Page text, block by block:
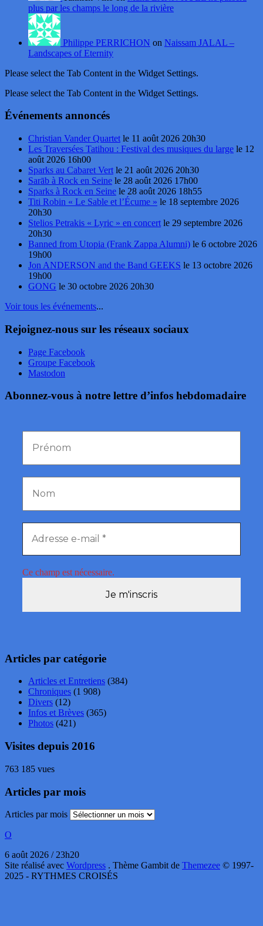
plus par les champs le long de la rivière
Philippe PERRICHON on Naissam JALAL –
Landscapes of Eternity
Please select the Tab Content in the Widget Settings.
Please select the Tab Content in the Widget Settings.
Événements annoncés
Christian Vander Quartet le 11 août 2026 20h30
Les Traversées Tatihou : Festival des musiques du large le 12
août 2026 16h00
Sparks au Cabaret Vert le 21 août 2026 20h30
Sarāb à Rock en Seine le 28 août 2026 17h00
Sparks à Rock en Seine le 28 août 2026 18h55
Titi Robin « Le Sable et l’Écume » le 18 septembre 2026
20h30
Stelios Petrakis « Lyric » en concert le 29 septembre 2026
20h30
Banned from Utopia (Frank Zappa Alumni) le 6 octobre 2026
19h00
Jon ANDERSON and the Band GEEKS le 13 octobre 2026
19h00
GONG le 30 octobre 2026 20h30
Voir tous les événements...
Rejoignez-nous sur les réseaux sociaux
Page Facebook
Groupe Facebook
Mastodon
Abonnez-vous à notre lettre d’infos hebdomadaire
Ce champ est nécessaire.
Articles par catégorie
Articles et Entretiens (384)
Chroniques (1 908)
Divers (12)
Infos et Brèves (365)
Photos (421)
Visites depuis 2016
763 185 vues
Articles par mois
Articles par mois
O
6 août 2026 / 23h20
Site réalisé avec Wordpress . Thème Gambit de Themezee © 1997-
2025 - RYTHMES CROISÉS